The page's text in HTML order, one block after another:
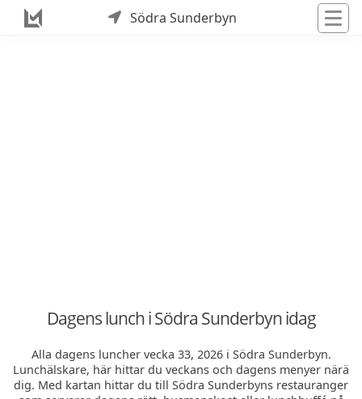
Södra Sunderbyn
Dagens lunch i Södra Sunderbyn idag
Alla dagens luncher vecka 33, 2026 i Södra Sunderbyn.
Lunchälskare, här hittar du veckans och dagens menyer närä
dig. Med kartan hittar du till Södra Sunderbyns restauranger